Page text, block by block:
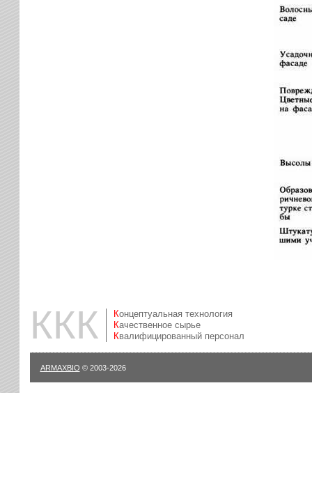
ККК
Концептуальная технология
Качественное сырье
Квалифицированный персонал
ARMAXBIO © 2003-2026